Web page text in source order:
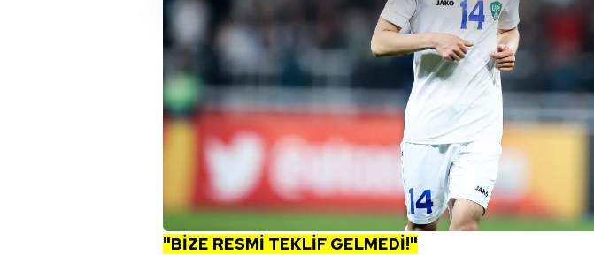
Sizlere daha iyi bir hizmet sunabilmek için İnternet Sitemizde
çerezler vasıtasıyla çeşitli kişisel verileriniz işlenmekte olup
amacıyla kullanılmaktadır. Diğer çerezler, sitemizin daha
reklam/pazarlama faaliyetlerinin yapılması, amaçlarıyla sınırlı
Çerezlere ilişkin tercihlerinizi aşağıda yer alan panel
butonuna tıklayabilir,Çerez Bilgilendirme Metnimizi ziyaret
6698 sayılı Kişisel Verilerin Korunması Kanunu uyarınca
mevzuata uygun olarak kullanılan çerezlerle ilgili bilgi almak
"BİZE RESMİ TEKLİF GELMEDİ!"